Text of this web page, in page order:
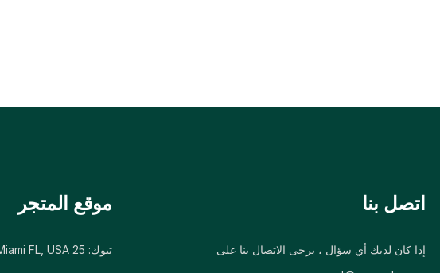
اتصل بنا
إذا كان لديك أي سؤال ، يرجى الاتصال بنا على
موقع المتجر
تبوك: 25 West 21th Street, Miami FL, USA